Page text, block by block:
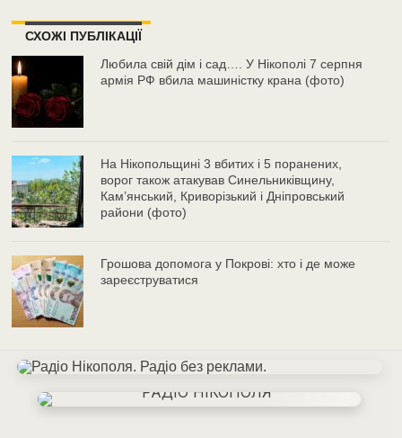
СХОЖІ ПУБЛІКАЦІЇ
Любила свій дім і сад…. У Нікополі 7 серпня
армія РФ вбила машиністку крана (фото)
На Нікопольщині 3 вбитих і 5 поранених,
ворог також атакував Синельниківщину,
Кам’янський, Криворізький і Дніпровський
райони (фото)
Грошова допомога у Покрові: хто і де може
зареєструватися